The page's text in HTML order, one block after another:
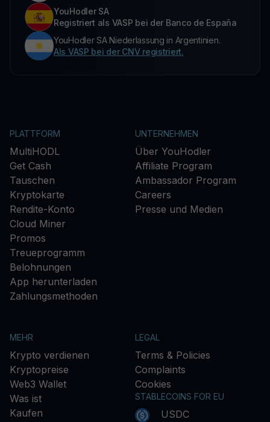
YouHodler SA
Registriert als VASP bei der Banco de España
YouHodler SA Niederlassung in Argentinien.
Als VASP bei der CNV registriert.
PLATTFORM
MultiHODL
Get Cash
Tauschen
Kryptokarte
Rendite-Konto
Cloud Miner
Promos
Treueprogramm
Belohnungen
App herunterladen
Zahlungsmethoden
UNTERNEHMEN
Über YouHodler
Affiliate Program
Ambassador Program
Careers
Presse und Medien
MEHR
Krypto verdienen
Kryptopreise
Web3 Wallet
Was ist
Kaufen
LEGAL
Terms & Policies
Complaints
Cookies
STABLECOINS FOR EU
USDC